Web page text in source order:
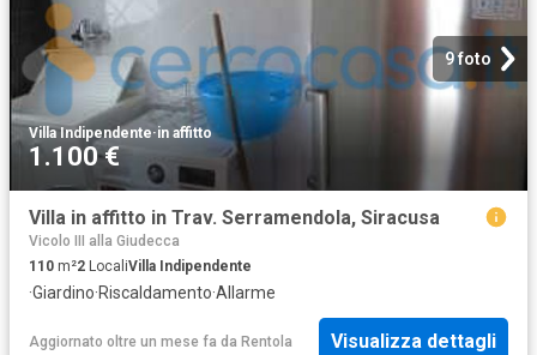
9 foto
Villa Indipendente·in affitto
1.100 €
Villa in affitto in Trav. Serramendola, Siracusa
Vicolo III alla Giudecca
110 m²2 LocaliVilla Indipendente
·Giardino·Riscaldamento·Allarme
Aggiornato oltre un mese fa da Rentola Visualizza dettagli